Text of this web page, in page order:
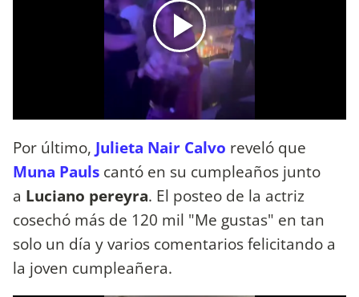
Por último, Julieta Nair Calvo reveló que
Muna Pauls cantó en su cumpleaños junto
a Luciano pereyra. El posteo de la actriz
cosechó más de 120 mil "Me gustas" en tan
solo un día y varios comentarios felicitando a
la joven cumpleañera.